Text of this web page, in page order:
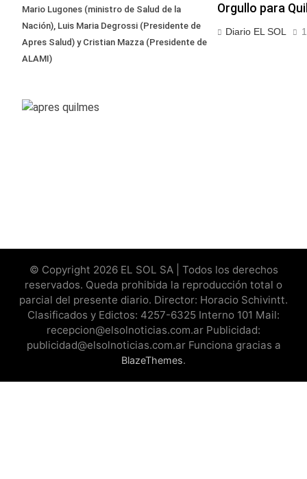
Mario Lugones (ministro de Salud de la
Nación), Luis Maria Degrossi (Presidente de
Apres Salud) y Cristian Mazza (Presidente de
ALAMI)
Orgullo para
Diario EL SOL
© Copyright 2026 EL SOL SA | Todos los derechos
reservados. Queda prohibida la reproducción total o
parcial del presente diario. Director: Horacio Schivintt.
Clasificados y Edictos: 4257-6325 Interno 101 Mail:
recepcion@elsolnoticias.com.ar Publicidad:
publicidad@elsolnoticias.com.ar Funciona gracias a
BlazeThemes.